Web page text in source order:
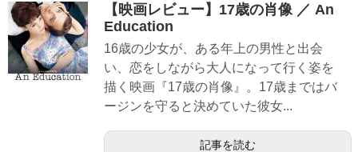
【映画レビュー】17歳の肖像 ／ An
Education
16歳の少女が、ある年上の男性と出会
い、恋をしながら大人になって行く姿を
描く映画『17歳の肖像』。17歳まではバ
ージンを守ると決めていた彼女...
記事を読む